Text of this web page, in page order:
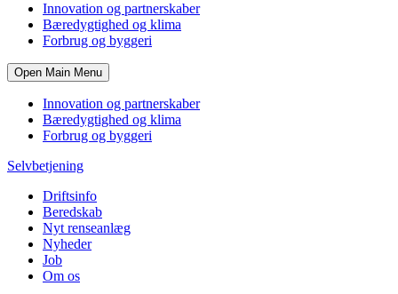
Innovation og partnerskaber
Bæredygtighed og klima
Forbrug og byggeri
Open Main Menu
Innovation og partnerskaber
Bæredygtighed og klima
Forbrug og byggeri
Selvbetjening
Driftsinfo
Beredskab
Nyt renseanlæg
Nyheder
Job
Om os